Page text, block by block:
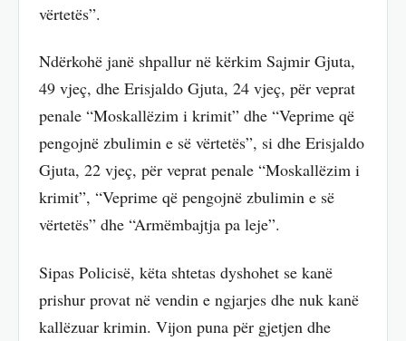
vërtetës”.
Ndërkohë janë shpallur në kërkim Sajmir Gjuta,
49 vjeç, dhe Erisjaldo Gjuta, 24 vjeç, për veprat
penale “Moskallëzim i krimit” dhe “Veprime që
pengojnë zbulimin e së vërtetës”, si dhe Erisjaldo
Gjuta, 22 vjeç, për veprat penale “Moskallëzim i
krimit”, “Veprime që pengojnë zbulimin e së
vërtetës” dhe “Armëmbajtja pa leje”.
Sipas Policisë, këta shtetas dyshohet se kanë
prishur provat në vendin e ngjarjes dhe nuk kanë
kallëzuar krimin. Vijon puna për gjetjen dhe